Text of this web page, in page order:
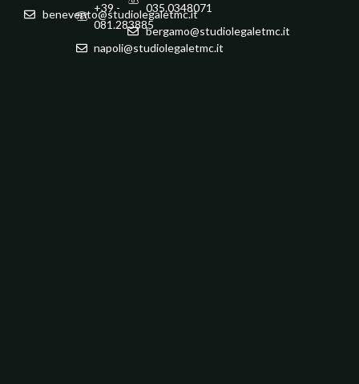
benevento@studiolegaletmc.it
+39 -
081.283885
napoli@studiolegaletmc.it
035.0348071
bergamo@studiolegaletmc.it